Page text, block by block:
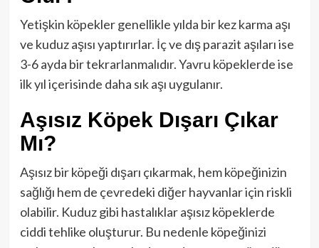
Yetişkin köpekler genellikle yılda bir kez karma aşı
ve kuduz aşısı yaptırırlar. İç ve dış parazit aşıları ise
3-6 ayda bir tekrarlanmalıdır. Yavru köpeklerde ise
ilk yıl içerisinde daha sık aşı uygulanır.
Aşısız Köpek Dışarı Çıkar
Mı?
Aşısız bir köpeği dışarı çıkarmak, hem köpeğinizin
sağlığı hem de çevredeki diğer hayvanlar için riskli
olabilir. Kuduz gibi hastalıklar aşısız köpeklerde
ciddi tehlike oluşturur. Bu nedenle köpeğinizi